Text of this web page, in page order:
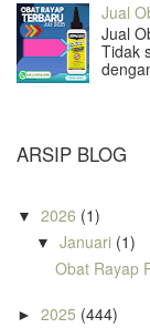
Jual
Jual
Tidak
ARSIP BLOG
▼ 2026 (1)
▼ Januari (1)
Obat Rayap
► 2025 (444)